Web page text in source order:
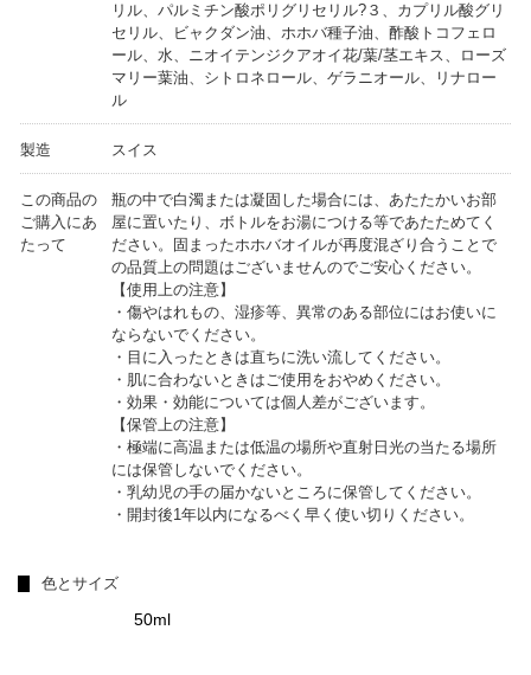
リル、パルミチン酸ポリグリセリル?３、カプリル酸グリ
セリル、ビャクダン油、ホホバ種子油、酢酸トコフェロ
ール、水、ニオイテンジクアオイ花/葉/茎エキス、ローズ
マリー葉油、シトロネロール、ゲラニオール、リナロー
ル
製造 スイス
この商品の
ご購入にあ
たって
瓶の中で白濁または凝固した場合には、あたたかいお部
屋に置いたり、ボトルをお湯につける等であたためてく
ださい。固まったホホバオイルが再度混ざり合うことで
の品質上の問題はございませんのでご安心ください。
【使用上の注意】
・傷やはれもの、湿疹等、異常のある部位にはお使いに
ならないでください。
・目に入ったときは直ちに洗い流してください。
・肌に合わないときはご使用をおやめください。
・効果・効能については個人差がございます。
【保管上の注意】
・極端に高温または低温の場所や直射日光の当たる場所
には保管しないでください。
・乳幼児の手の届かないところに保管してください。
・開封後1年以内になるべく早く使い切りください。
色とサイズ
50ml